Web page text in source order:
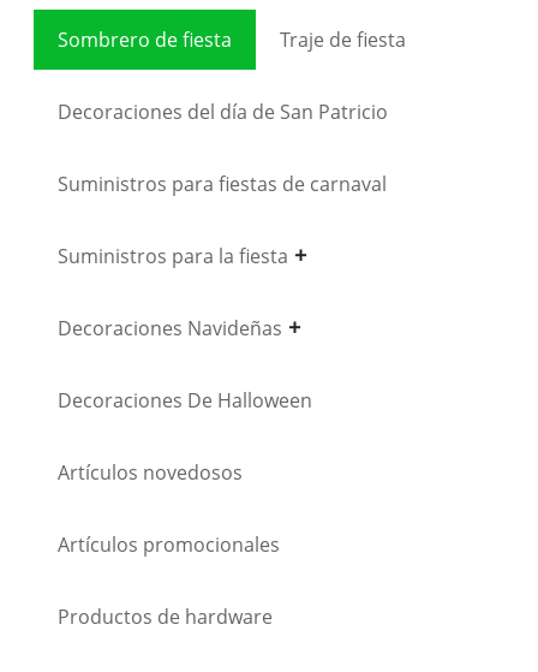
Sombrero de fiesta Traje de fiesta
Decoraciones del día de San Patricio
Suministros para fiestas de carnaval
Suministros para la fiesta
Decoraciones Navideñas
Decoraciones De Halloween
Artículos novedosos
Artículos promocionales
Productos de hardware